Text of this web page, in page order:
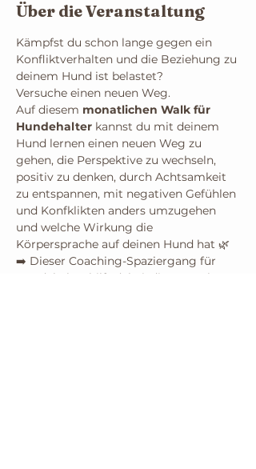
Über die Veranstaltung
Kämpfst du schon lange gegen ein
Konfliktverhalten und die Beziehung zu
deinem Hund ist belastet?
Versuche einen neuen Weg.
Auf diesem monatlichen Walk für
Hundehalter kannst du mit deinem
Hund lernen einen neuen Weg zu
gehen, die Perspektive zu wechseln,
positiv zu denken, durch Achtsamkeit
zu entspannen, mit negativen Gefühlen
und Konfklikten anders umzugehen
und welche Wirkung die
Körpersprache auf deinen Hund hat 🌿
➡️ Dieser Coaching-Spaziergang für
Hundehalter hilft dabei, die mentale